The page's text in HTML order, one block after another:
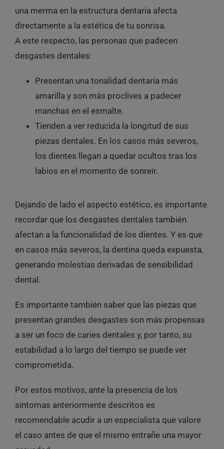
una merma en la estructura dentaria afecta
directamente a la estética de tu sonrisa.
A este respecto, las personas que padecen
desgastes dentales:
Presentan una tonalidad dentaria más
amarilla y son más proclives a padecer
manchas en el esmalte.
Tienden a ver reducida la longitud de sus
piezas dentales. En los casos más severos,
los dientes llegan a quedar ocultos tras los
labios en el momento de sonreír.
Dejando de lado el aspecto estético, es importante
recordar que los desgastes dentales también
afectan a la funcionalidad de los dientes. Y es que
en casos más severos, la dentina queda expuesta,
generando molestias derivadas de sensibilidad
dental.
Es importante también saber que las piezas que
presentan grandes desgastes son más propensas
a ser un foco de caries dentales y, por tanto, su
estabilidad a lo largo del tiempo se puede ver
comprometida.
Por estos motivos, ante la presencia de los
síntomas anteriormente descritos es
recomendable acudir a un especialista que valore
el caso antes de que el mismo entrañe una mayor